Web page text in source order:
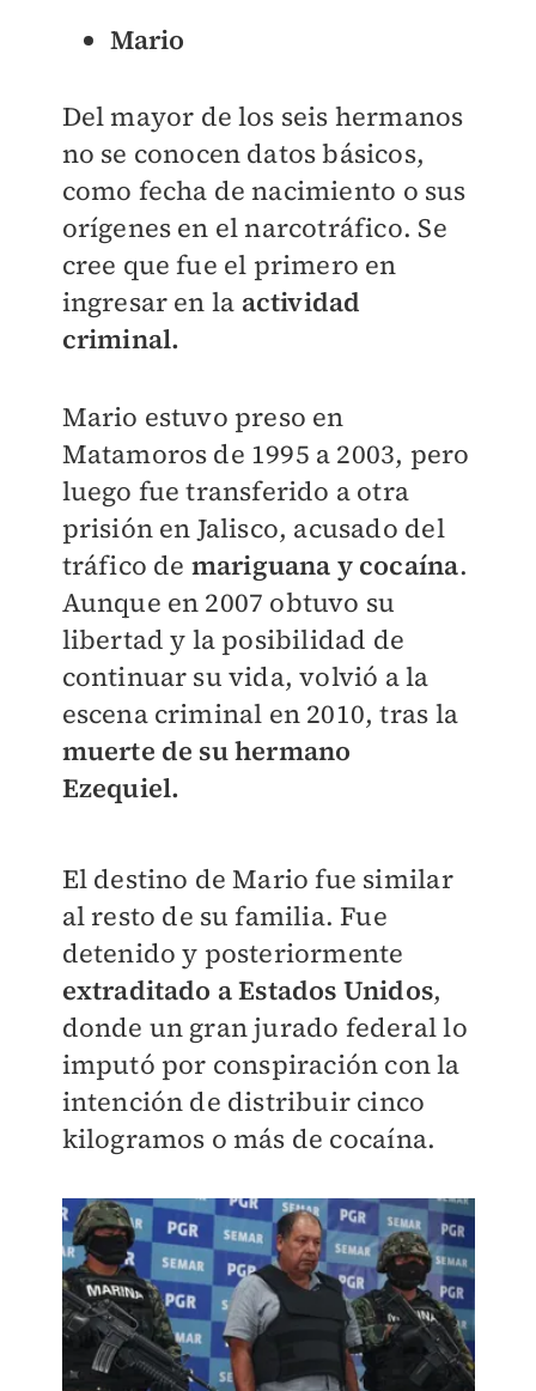
Mario
Del mayor de los seis hermanos
no se conocen datos básicos,
como fecha de nacimiento o sus
orígenes en el narcotráfico. Se
cree que fue el primero en
ingresar en la actividad
criminal.
Mario estuvo preso en
Matamoros de 1995 a 2003, pero
luego fue transferido a otra
prisión en Jalisco, acusado del
tráfico de mariguana y cocaína.
Aunque en 2007 obtuvo su
libertad y la posibilidad de
continuar su vida, volvió a la
escena criminal en 2010, tras la
muerte de su hermano
Ezequiel.
El destino de Mario fue similar
al resto de su familia. Fue
detenido y posteriormente
extraditado a Estados Unidos,
donde un gran jurado federal lo
imputó por conspiración con la
intención de distribuir cinco
kilogramos o más de cocaína.